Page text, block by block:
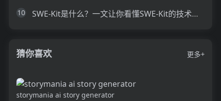
10 SWE-Kit是什么？一文让你看懂SWE-Kit的技术原理、主要功能、应用场景
猜你喜欢 更多+
storymania ai story generator